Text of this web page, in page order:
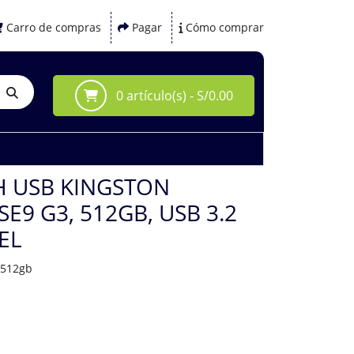
Carro de compras Pagar Cómo comprar
0 artículo(s) - S/0.00
USB KINGSTON
G3, 512GB, USB 3.2